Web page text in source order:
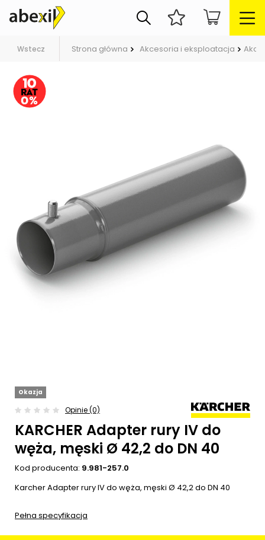
Wstecz Strona główna Akcesoria i eksploatacja
Okazja
Opinie (0)
KARCHER Adapter rury IV do
węża, męski Ø 42,2 do DN 40
Kod producenta: 9.981-257.0
Karcher Adapter rury IV do węża, męski Ø 42,2 do DN 40
Pełna specyfikacja